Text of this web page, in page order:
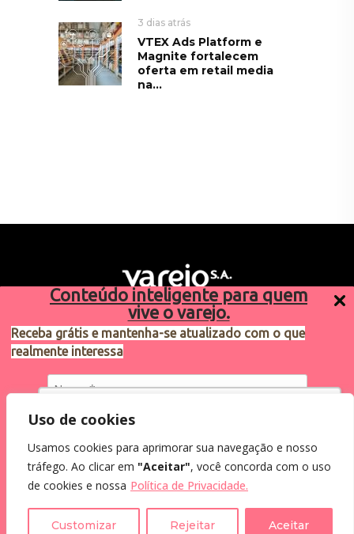
Conteúdo inteligente para quem
vive o varejo.
Receba grátis e mantenha-se atualizado com o que
realmente interessa
Eu concordo em receber comunicações.
Ao informar meus dados, eu concordo com a
Utilizamos cookies para oferecer melhor
como você interage em nosso site e
personalizar conteúdo.
Uso de cookies
Usamos cookies para aprimorar sua navegação e nosso
tráfego. Ao clicar em "Aceitar", você concorda com o uso
de cookies e nossa Política de Privacidade.
Customizar Rejeitar Aceitar
3 dias atrás
VTEX Ads Platform e
Magnite fortalecem
oferta em retail media
na...
Sugestões de pauta
varejosa@cndl.org.br
2024®. Todos os direitos reservados.